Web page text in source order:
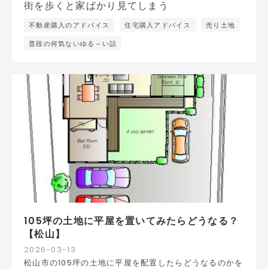
不動産購入のアドバイス 住宅購入アドバイス
売り土地
普段の何気ないゆる～い話
2026-03-13
105坪の土地に平屋を置いてみたらどうなる？
【松山】
松山市の105坪の土地に平屋を配置したらどうなるのかを